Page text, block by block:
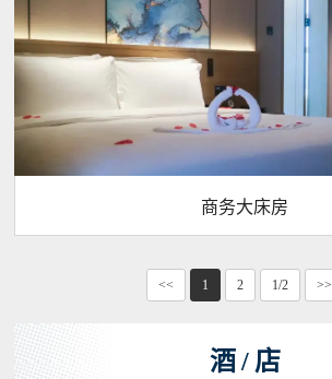
商务大床房
<< 1 2 1/2 >>
酒 / 店